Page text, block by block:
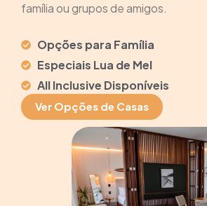
família ou grupos de amigos.
Opções para Família
Especiais Lua de Mel
All Inclusive Disponíveis
Ver Opções de Casas